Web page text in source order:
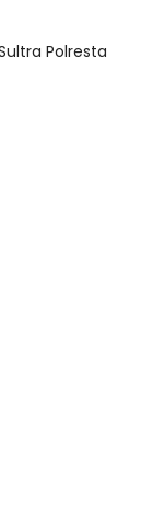
Polresta